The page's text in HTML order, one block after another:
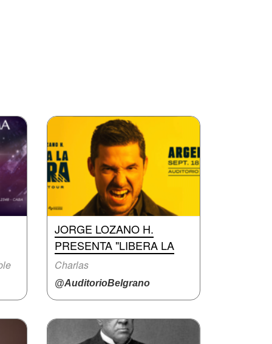
JORGE LOZANO H.
PRESENTA "LIBERA LA
Charlas
@AuditorioBelgrano